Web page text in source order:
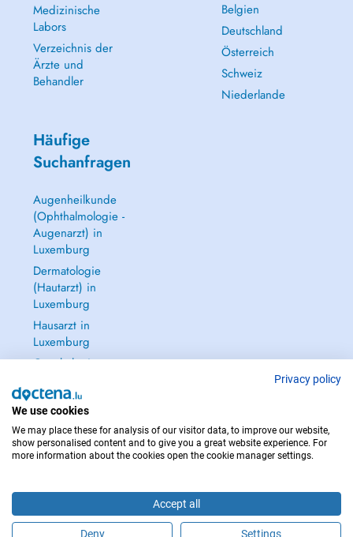
Medizinische
Labors
Verzeichnis der
Ärzte und
Behandler
Belgien
Deutschland
Österreich
Schweiz
Niederlande
Häufige
Suchanfragen
Augenheilkunde
(Ophthalmologie -
Augenarzt) in
Luxemburg
Dermatologie
(Hautarzt) in
Luxemburg
Hausarzt in
Luxemburg
Gynäkologie
Frauenheilkunde)
in Luxemburg
Alle anzeigen →
IM NOTFALL WENDEN SIE SICH AN : 112
Privacy policy
We use cookies
We may place these for analysis of our visitor data, to improve our website,
show personalised content and to give you a great website experience. For
more information about the cookies open the cookie manager settings.
Accept all
Deny Settings